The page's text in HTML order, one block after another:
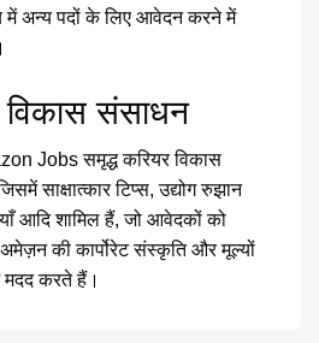
में अन्य पदों के लिए आवेदन करने में
विकास संसाधन
Jobs समृद्ध करियर विकास
साक्षात्कार टिप्स, उद्योग रुझान
आदि शामिल हैं, जो आवेदकों को
अमेज़न की कार्पोरेट संस्कृति और मूल्यों
करते हैं।